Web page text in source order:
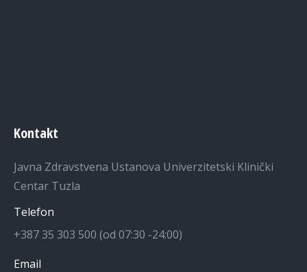
Kontakt
Javna Zdravstvena Ustanova Univerzitetski Klinički
Centar Tuzla
Telefon
+387 35 303 500 (od 07:30 -24:00)
Email